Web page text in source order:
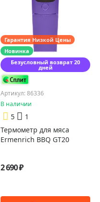
Гарантия Низкой Цены
Новинка
Безусловный возврат 20
дней
Артикул: 86336
В наличии
5
1
Термометр для мяса
Ermenrich BBQ GT20
2 690 ₽